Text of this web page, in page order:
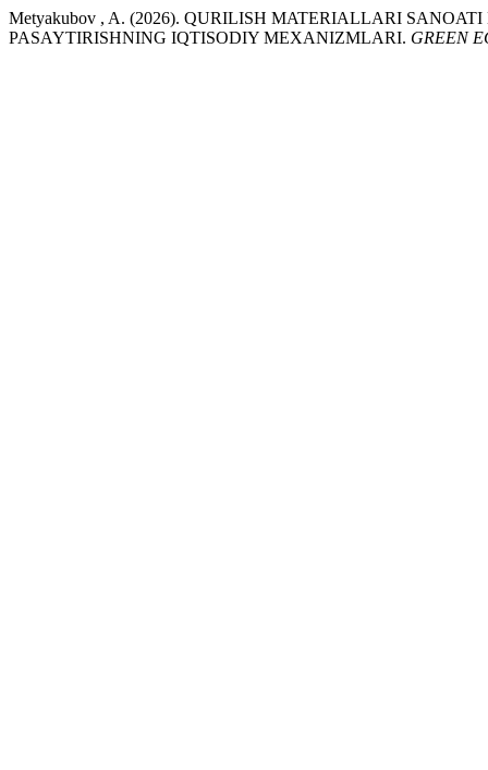
Metyakubov , A. (2026). QURILISH MATERIALLARI
PASAYTIRISHNING IQTISODIY MEXANIZMLARI. GREEN